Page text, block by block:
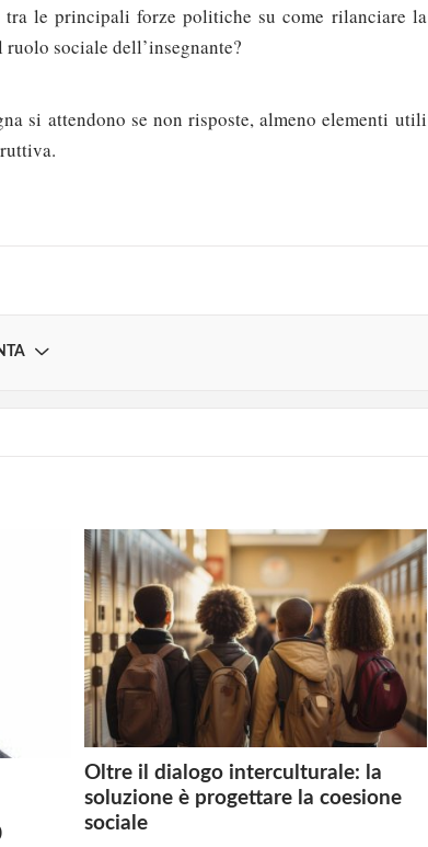
le principali forze politiche su come rilanciare la
sociale dell’insegnante?
si attendono se non risposte, almeno elementi utili
possono commentare!
Oltre il dialogo interculturale: la
soluzione è progettare la coesione
sociale